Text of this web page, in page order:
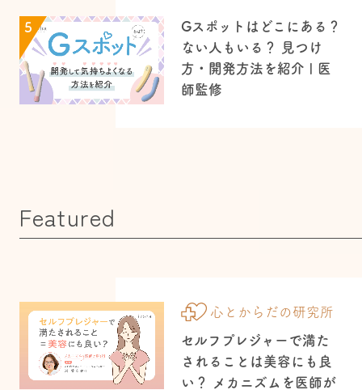
5
Gスポットはどこにある？
ない人もいる？ 見つけ
方・開発方法を紹介 | 医
師監修
Featured
心とからだの研究所
セルフプレジャーで満た
されることは美容にも良
い？ メカニズムを医師が